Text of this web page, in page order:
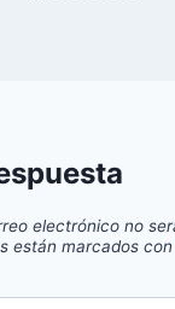
electrónico no
están marcados con